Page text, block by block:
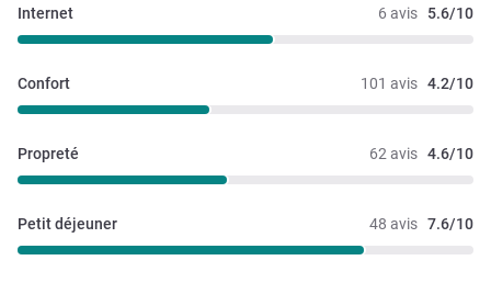
6 avis 5.6/10
Internet
101 avis 4.2/10
Confort
62 avis 4.6/10
Propreté
48 avis 7.6/10
Petit déjeuner